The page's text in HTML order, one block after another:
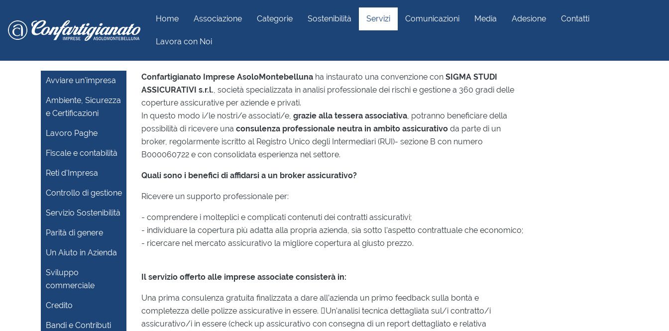
Home Associazione Categorie Sostenibilità Servizi Comunicazioni Media Adesione Contatti
Lavora con Noi
Sportello Consulenza Assicurativa
Avviare un'impresa
Ambiente, Sicurezza
e Certificazioni
Lavoro Paghe
Fiscale e contabilità
Reti d'Impresa
Controllo di gestione
Servizio Sostenibilità
Parità di genere
Un Aiuto in Azienda
Sviluppo
commerciale
Credito
Bandi e Contributi
Confartigianato Imprese AsoloMontebellunaha instaurato una convenzione con SIGMA STUDI
ASSICURATIVI s.r.l. , società specializzata in analisi professionale dei rischi e gestione a 360 gradi delle
coperture assicurative per aziende e privati.
In questo modo i/le nostri/e associati/e, grazie alla tessera associativa, potranno beneficiare della
possibilità di ricevere una consulenza professionale neutra in ambito assicurativoda parte di un
broker, regolarmente iscritto al Registro Unico degli Intermediari (RUI)- sezione B con numero
B000060722 e con consolidata esperienza nel settore.
Quali sono i benefici di affidarsi a un broker assicurativo?
Ricevere un supporto professionale per:
- comprendere i molteplici e complicati contenuti dei contratti assicurativi;
- individuare la copertura più adatta alla propria azienda, sia sotto l’aspetto contrattuale che economico;
- ricercare nel mercato assicurativo la migliore copertura al giusto prezzo.
Il servizio offerto alle imprese associate consisterà in:
Una prima consulenza gratuita finalizzata a dare all’azienda un primo feedback sulla bontà e
completezza delle polizze assicurative in essere. Un’analisi tecnica dettagliata sul/i contratto/i
assicurativo/i in essere (check up assicurativo con consegna di un report dettagliato e relativa